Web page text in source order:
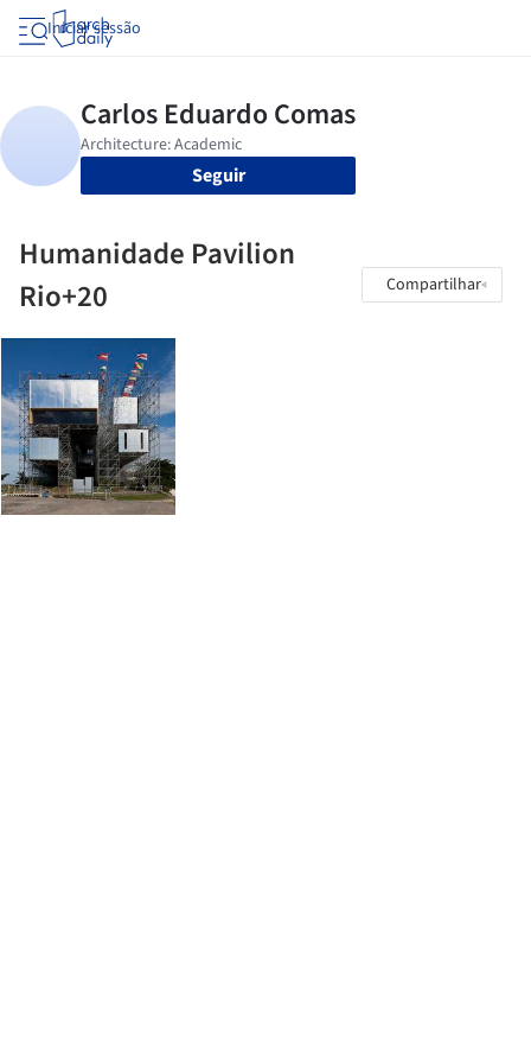
Iniciar sessão
Seguir
Humanidade Pavilion
Rio+20
Compartilhar